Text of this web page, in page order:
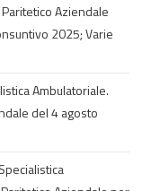
Aziendale
2025; Varie
Ambulatoriale.
del 4 agosto